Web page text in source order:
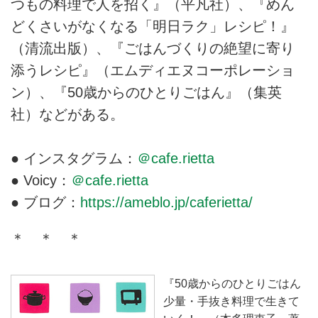
つもの料理で人を招く』（平凡社）、『めん
どくさいがなくなる「明日ラク」レシピ！』
（清流出版）、『ごはんづくりの絶望に寄り
添うレシピ』（エムディエヌコーポレーショ
ン）、『50歳からのひとりごはん』（集英
社）などがある。
● インスタグラム： ＠cafe.rietta
● Voicy： ＠cafe.rietta
● ブログ： https://ameblo.jp/caferietta/
＊ ＊ ＊
『50歳からのひとりごはん
少量・手抜き料理で生きて